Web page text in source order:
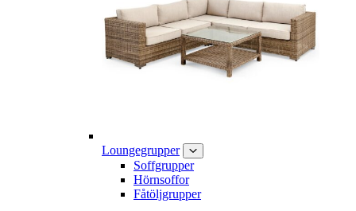
Loungegrupper
Soffgrupper
Hörnsoffor
Fåtöljgrupper